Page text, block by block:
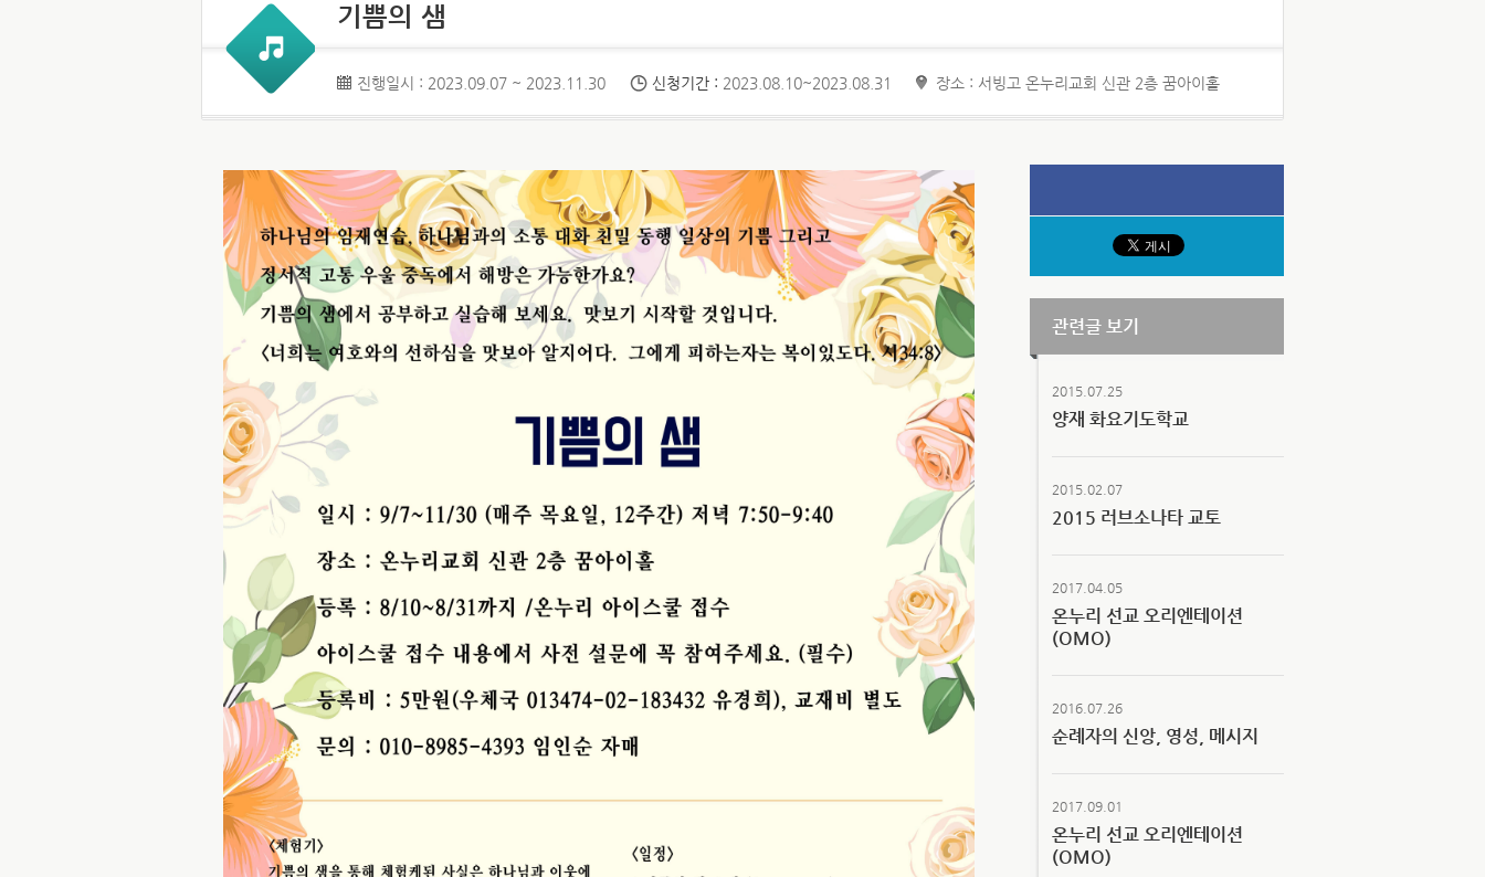
기쁨의 샘
진행일시 : 2023.09.07 ~ 2023.11.30 신청기간 : 2023.08.10~2023.08.31 장소 : 서빙고 온누리교회 신관 2층 꿈아이홀
관련글 보기
2015.07.25
양재 화요기도학교
2015.02.07
2015 러브소나타 교토
2017.04.05
온누리 선교 오리엔테이션
(OMO)
2016.07.26
순례자의 신앙, 영성, 메시지
2017.09.01
온누리 선교 오리엔테이션
(OMO)